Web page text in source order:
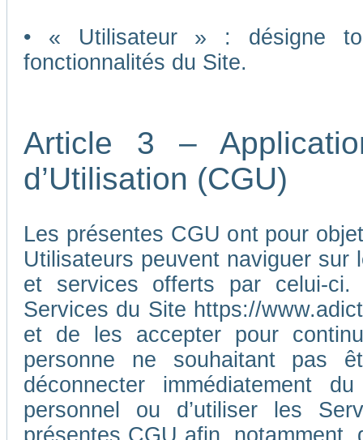
• « Utilisateur » : désigne
fonctionnalités du Site.
Article 3 –
d’Utilisation (CGU)
Les présentes CGU ont pour
Utilisateurs peuvent naviguer
et services offerts par celui-ci.
Services du Site https://
et de les accepter pour
personne ne souhaitant pas
déconnecter immédiatement
personnel ou d’utiliser les
présentes CGU afin,